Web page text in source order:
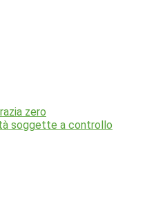
zero
soggette a controllo